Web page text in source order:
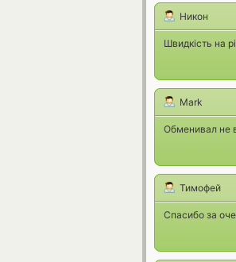
Никон
Швидкість на
Mark
Обменивал не
Тимофей
Спасибо за